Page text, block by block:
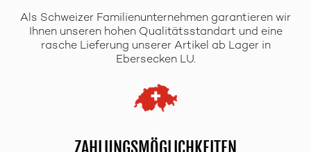
Als Schweizer Familienunternehmen garantieren wir
Ihnen unseren hohen Qualitätsstandart und eine
rasche Lieferung unserer Artikel ab Lager in
Ebersecken LU.
ZAHLUNGSMÖGLICHKEITEN